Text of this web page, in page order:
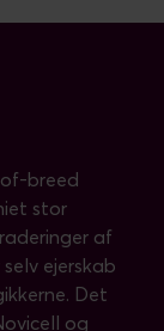
breed
stor
af
ejerskab
Det
og